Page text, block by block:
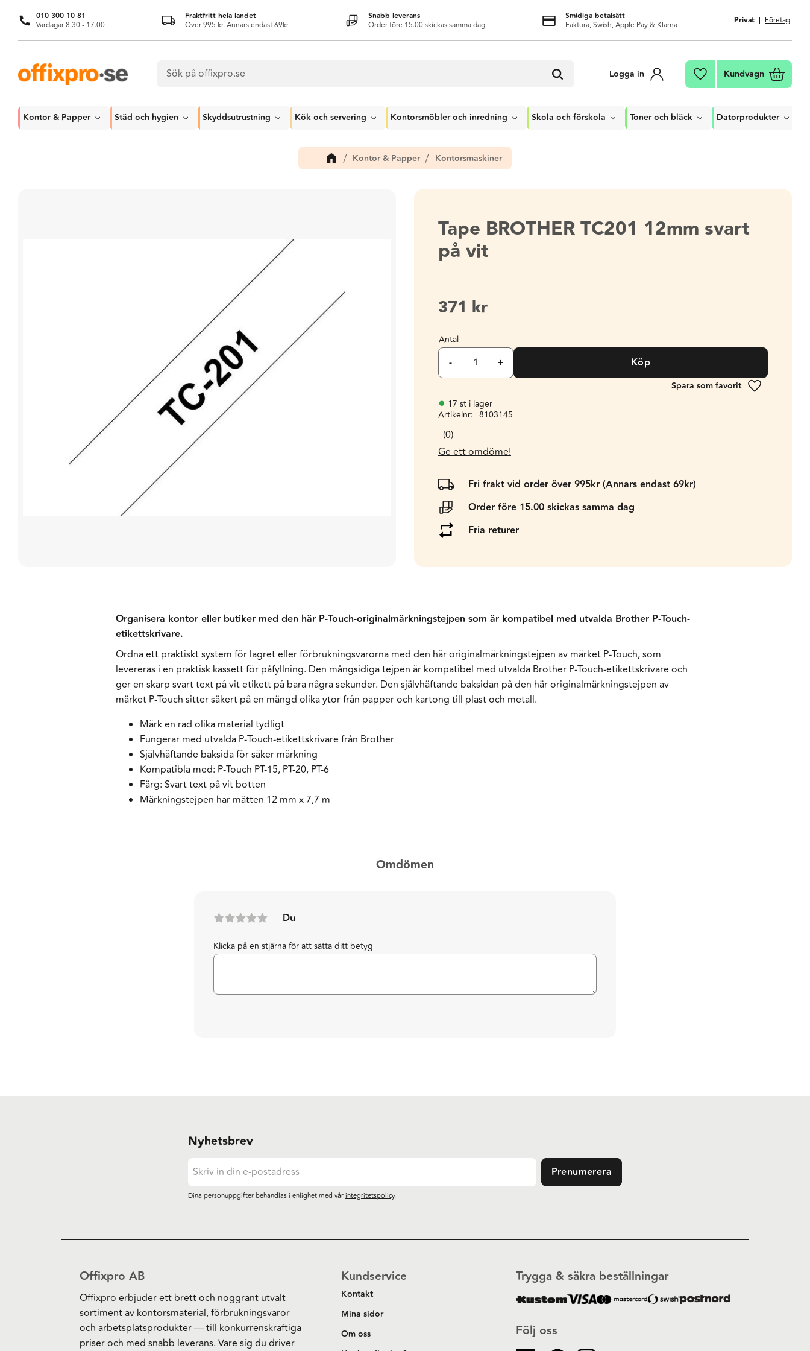
010 300 10 81
Vardagar 8.30 - 17.00
Fraktfritt hela landet
Över 995 kr. Annars endast 69kr
Snabb leverans
Order före 15.00 skickas samma dag
Smidiga betalsätt
Faktura, Swish, Apple Pay & Klarna Privat Företag
Logga in Favoriter
Kundvagn
Kontor & Papper Städ och hygien Skyddsutrustning Kök och servering Kontorsmöbler och inredning Skola och förskola Toner och bläck Datorprodukter
Kontor & Papper Kontorsmaskiner
Tape BROTHER TC201 12mm svart
på vit
371 kr
Antal
+
- Köp
Lägg till i
17 st i lager
Artikelnr
8103145
0
Ge ett omdöme!
Fri frakt vid order över 995kr (Annars endast 69kr)
Order före 15.00 skickas samma dag
Fria returer
Organisera kontor eller butiker med den här P-Touch-originalmärkningstejpen som är kompatibel med utvalda Brother P-Touch-
etikettskrivare.
Ordna ett praktiskt system för lagret eller förbrukningsvarorna med den här originalmärkningstejpen av märket P-Touch, som
levereras i en praktisk kassett för påfyllning. Den mångsidiga tejpen är kompatibel med utvalda Brother P-Touch-etikettskrivare och
ger en skarp svart text på vit etikett på bara några sekunder. Den självhäftande baksidan på den här originalmärkningstejpen av
märket P-Touch sitter säkert på en mängd olika ytor från papper och kartong till plast och metall.
Märk en rad olika material tydligt
Fungerar med utvalda P-Touch-etikettskrivare från Brother
Självhäftande baksida för säker märkning
Kompatibla med: P-Touch PT-15, PT-20, PT-6
Färg: Svart text på vit botten
Märkningstejpen har måtten 12 mm x 7,7 m
Omdömen
Du
Klicka på en stjärna för att sätta ditt betyg
Nyhetsbrev
Prenumerera
Dina personuppgifter behandlas i enlighet med vårintegritetspolicy.
Offixpro AB
Offixpro erbjuder ett brett och noggrant utvalt
sortiment av kontorsmaterial, förbrukningsvaror
och arbetsplatsprodukter — till konkurrenskraftiga
priser och med snabb leverans. Vare sig du driver
Kundservice
Kontakt
Mina sidor
Om oss
Följ oss
Trygga & säkra beställningar